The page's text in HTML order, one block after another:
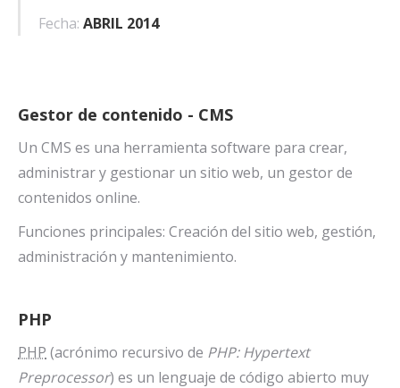
Fecha: ABRIL 2014
Gestor de contenido - CMS
Un CMS es una herramienta software para crear,
administrar y gestionar un sitio web, un gestor de
contenidos online.
Funciones principales: Creación del sitio web, gestión,
administración y mantenimiento.
PHP
PHP (acrónimo recursivo de PHP: Hypertext
Preprocessor) es un lenguaje de código abierto muy